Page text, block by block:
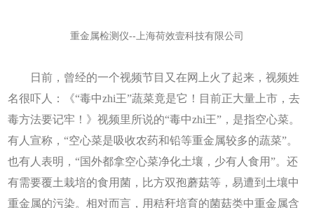
重金属检测仪--上海荷效壹科技有限公司
日前，曾经的一个视频节目又在网上火了起来，视频姓
名很吓人：《“毒中zhi王”蔬菜竟是它！目前正大量上市，去
毒方法要记牢！》视频里所说的“毒中zhi王”，是指空心菜。
有人宣称，“空心菜是吸收农药和铅等重金属较多的蔬菜”。
也有人表明，“国外都拿空心菜净化土壤，少有人食用”。还
有需要覆土栽培的食用菌，比方双孢蘑菇等，易遭到土壤中
重金属的污染。相对而言，用秸秆培育的菌菇类中重金属含